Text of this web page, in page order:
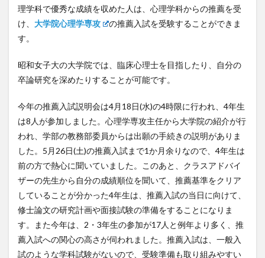
理学科で優秀な成績を収めた人は、心理学科からの推薦を受
け、 大学院心理学専攻
の推薦入試を受験することができま
す。
昭和女子大の大学院では、臨床心理士を目指したり、自分の
卒論研究を深めたりすることが可能です。
今年の推薦入試説明会は4月18日(水)の4時限に行われ、4年生
は8人が参加しました。心理学専攻主任から大学院の紹介が行
われ、学部の教務部委員からは出願の手続きの説明がありま
した。5月26日(土)の推薦入試まで1か月余りなので、4年生は
前の方で熱心に聞いていました。このあと、クラスアドバイ
ザーの先生から自分の成績順位を聞いて、推薦基準をクリア
していることが分かった4年生は、推薦入試の当日に向けて、
修士論文の研究計画や面接試験の準備をすることになりま
す。また今年は、2・3年生の参加が17人と例年より多く、推
薦入試への関心の高さが伺われました。推薦入試は、一般入
試のような学科試験がないので、受験準備も取り組みやすい